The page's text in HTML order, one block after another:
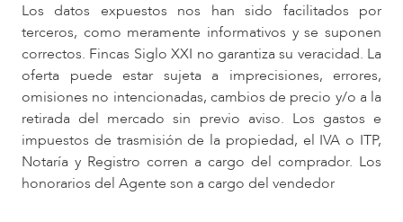
Los datos expuestos nos han sido facilitados por
terceros, como meramente informativos y se suponen
correctos. Fincas Siglo XXI no garantiza su veracidad. La
oferta puede estar sujeta a imprecisiones, errores,
omisiones no intencionadas, cambios de precio y/o a la
retirada del mercado sin previo aviso. Los gastos e
impuestos de trasmisión de la propiedad, el IVA o ITP,
Notaría y Registro corren a cargo del comprador. Los
honorarios del Agente son a cargo del vendedor